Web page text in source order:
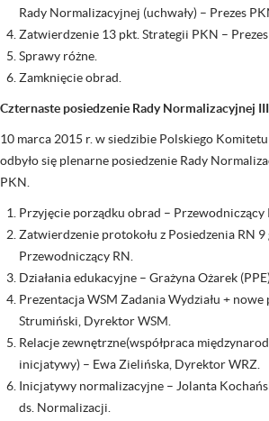
Rady Normalizacyjnej (uchwały) – Prezes
Zatwierdzenie 13 pkt. Strategii PKN – Prezes
Sprawy różne.
Zamknięcie obrad.
Czternaste posiedzenie Rady Normalizacyjnej
10 marca 2015 r. w siedzibie Polskiego
odbyło się plenarne posiedzenie Rady
PKN.
Przyjęcie porządku obrad – Przewodniczący
Zatwierdzenie protokołu z Posiedzenia RN
Przewodniczący RN.
Działania edukacyjne – Grażyna Ożarek
Prezentacja WSM Zadania Wydziału +
Strumiński, Dyrektor WSM.
Relacje zewnętrzne(współpraca
inicjatywy) – Ewa Zielińska, Dyrektor WRZ.
Inicjatywy normalizacyjne – Jolanta
ds. Normalizacji.